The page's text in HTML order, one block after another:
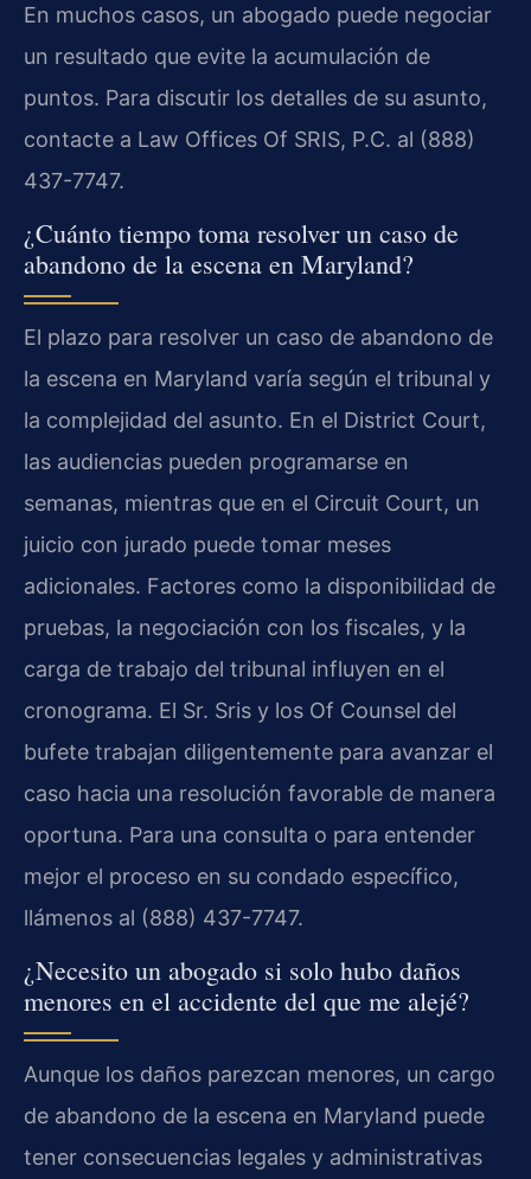
En muchos casos, un abogado puede negociar
un resultado que evite la acumulación de
puntos. Para discutir los detalles de su asunto,
contacte a Law Offices Of SRIS, P.C. al (888)
437-7747.
¿Cuánto tiempo toma resolver un caso de
abandono de la escena en Maryland?
El plazo para resolver un caso de abandono de
la escena en Maryland varía según el tribunal y
la complejidad del asunto. En el District Court,
las audiencias pueden programarse en
semanas, mientras que en el Circuit Court, un
juicio con jurado puede tomar meses
adicionales. Factores como la disponibilidad de
pruebas, la negociación con los fiscales, y la
carga de trabajo del tribunal influyen en el
cronograma. El Sr. Sris y los Of Counsel del
bufete trabajan diligentemente para avanzar el
caso hacia una resolución favorable de manera
oportuna. Para una consulta o para entender
mejor el proceso en su condado específico,
llámenos al (888) 437-7747.
¿Necesito un abogado si solo hubo daños
menores en el accidente del que me alejé?
Aunque los daños parezcan menores, un cargo
de abandono de la escena en Maryland puede
tener consecuencias legales y administrativas